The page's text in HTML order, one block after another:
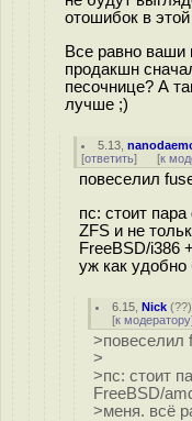
отошибок в
Все равно ваши
продакшн
песочнице? А
лучше ;)
5.13 ,
[ответить] [к
повеселил
пс: стоит
ZFS и не
FreeBSD/i386
уж как удобно
6.15 ,Nick (??
[к модератору
>
>пс: стоит
FreeBSD/
>меня. всё